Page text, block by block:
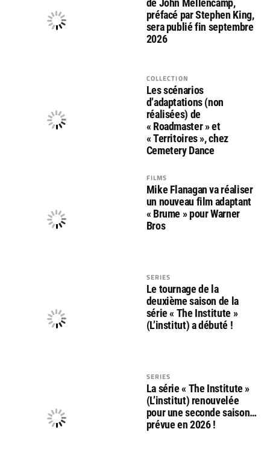
de John Mellencamp,
préfacé par Stephen King,
sera publié fin septembre
2026
COLLECTION
Les scénarios
d’adaptations (non
réalisées) de
« Roadmaster » et
« Territoires », chez
Cemetery Dance
FILMS
Mike Flanagan va réaliser
un nouveau film adaptant
« Brume » pour Warner
Bros
SERIES
Le tournage de la
deuxième saison de la
série « The Institute »
(L’institut) a débuté !
SERIES
La série « The Institute »
(L’institut) renouvelée
pour une seconde saison…
prévue en 2026 !